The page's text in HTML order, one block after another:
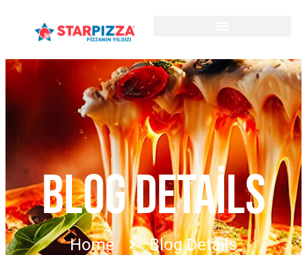
BLOG DETAILS
Home Blog Details